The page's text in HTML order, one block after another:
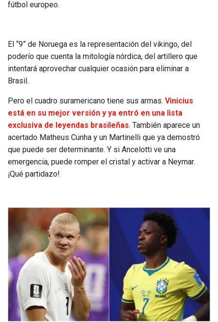
fútbol europeo.
El “9” de Noruega es la representación del vikingo, del
poderío que cuenta la mitología nórdica, del artillero que
intentará aprovechar cualquier ocasión para eliminar a
Brasil.
Pero el cuadro suramericano tiene sus armas. Vinicius
está en su mejor versión y ya entró en una lista
exclusiva de leyendas brasileñas. También aparece un
acertado Matheus Cunha y un Martinelli que ya demostró
que puede ser determinante. Y si Ancelotti ve una
emergencia, puede romper el cristal y activar a Neymar.
¡Qué partidazo!